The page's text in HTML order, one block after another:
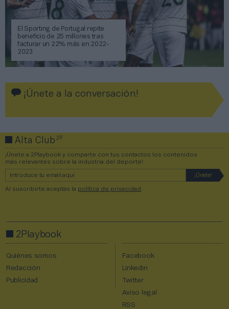
El Sporting de Portugal repite
beneficio de 25 millones tras
facturar un 22% más en 2022-
2023
¡Únete a la conversación!
Alta Club2P
¡Únete a 2Playbook y comparte con tus contactos los contenidos
más relevantes sobre la industria del deporte!
Al suscribirte aceptas la política de privacidad
2Playbook
Quiénes somos
Redacción
Publicidad
Facebook
Linkedin
Twitter
Aviso legal
RSS